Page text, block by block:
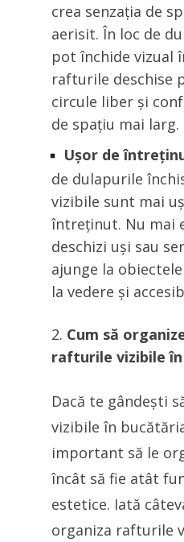
crea senzația de
aerisit. În loc de
pot închide vizual
rafturile deschise
circule liber și
de spațiu mai larg.
Ușor de
de dulapurile
vizibile sunt mai
întreținut. Nu mai
deschizi uși sau
ajunge la
la vedere și
Cum să
rafturile vizibile
Dacă te gândești
vizibile în
important să le
încât să fie atât
estetice. Iată
organiza rafturile